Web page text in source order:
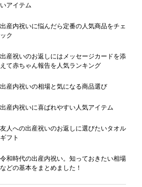
いアイテム
出産内祝いに悩んだら定番の人気商品をチェ
ック
出産祝いのお返しにはメッセージカードを添
えて赤ちゃん報告を人気ランキング
出産内祝いの相場と気になる商品選び
出産内祝いに喜ばれやすい人気アイテム
友人への出産祝いのお返しに選びたいタオル
ギフト
令和時代の出産内祝い。知っておきたい相場
などの基本をまとめました！